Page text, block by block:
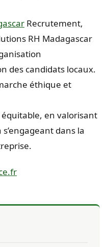
Recrutement,
RH Madagascar
des candidats locaux.
éthique et
en valorisant
dans la